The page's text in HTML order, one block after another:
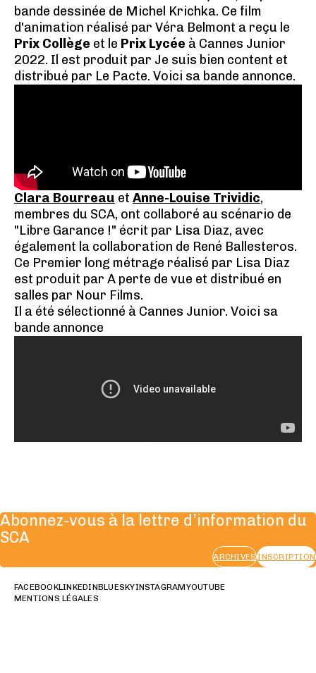
bande dessinée de Michel Krichka. Ce film
d'animation réalisé par Véra Belmont a reçu le
Prix Collège et le Prix Lycée à Cannes Junior
2022. Il est produit par Je suis bien content et
distribué par Le Pacte. Voici sa bande annonce.
Clara Bourreau et Anne-Louise Trividic,
membres du SCA, ont collaboré au scénario de
"Libre Garance !" écrit par Lisa Diaz, avec
également la collaboration de René Ballesteros.
Ce Premier long métrage réalisé par Lisa Diaz
est produit par A perte de vue et distribué en
salles par Nour Films.
Il a été sélectionné à Cannes Junior. Voici sa
bande annonce
Abonnez-vous à la lettre d’information du
SCA
ARCHIVESINSCRIPTION
FACEBOOKLINKEDINBLUESKYINSTAGRAMYOUTUBE
MENTIONS LÉGALES